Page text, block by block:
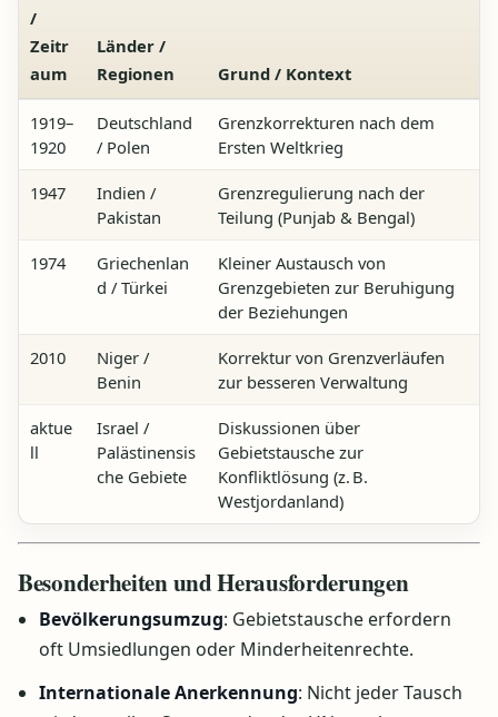
/
Zeitr
aum
Länder /
Regionen
Grund / Kontext
1919–
1920
Deutschland
/ Polen
Grenzkorrekturen nach dem
Ersten Weltkrieg
1947
Indien /
Pakistan
Grenzregulierung nach der
Teilung (Punjab & Bengal)
1974
Griechenlan
d / Türkei
Kleiner Austausch von
Grenzgebieten zur Beruhigung
der Beziehungen
2010
Niger /
Benin
Korrektur von Grenzverläufen
zur besseren Verwaltung
aktue
ll
Israel /
Palästinensis
che Gebiete
Diskussionen über
Gebietstausche zur
Konfliktlösung (z. B.
Westjordanland)
Besonderheiten und Herausforderungen
Bevölkerungsumzug: Gebietstausche erfordern
oft Umsiedlungen oder Minderheitenrechte.
Internationale Anerkennung: Nicht jeder Tausch